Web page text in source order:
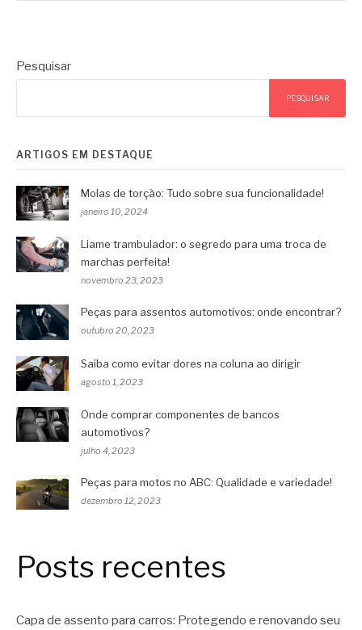
Pesquisar
PESQUISAR
ARTIGOS EM DESTAQUE
Molas de torção: Tudo sobre sua funcionalidade!
janeiro 10, 2024
Liame trambulador: o segredo para uma troca de
marchas perfeita!
novembro 23, 2023
Peças para assentos automotivos: onde encontrar?
outubro 20, 2023
Saiba como evitar dores na coluna ao dirigir
agosto 1, 2023
Onde comprar componentes de bancos
automotivos?
julho 4, 2023
Peças para motos no ABC: Qualidade e variedade!
dezembro 12, 2023
Posts recentes
Capa de assento para carros: Protegendo e renovando seu